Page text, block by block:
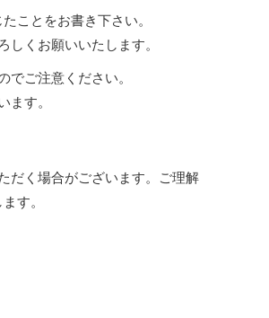
ことをお書き下さい。
くお願いいたします。
ご注意ください。
ます。
だく場合がございます。ご理解
す。